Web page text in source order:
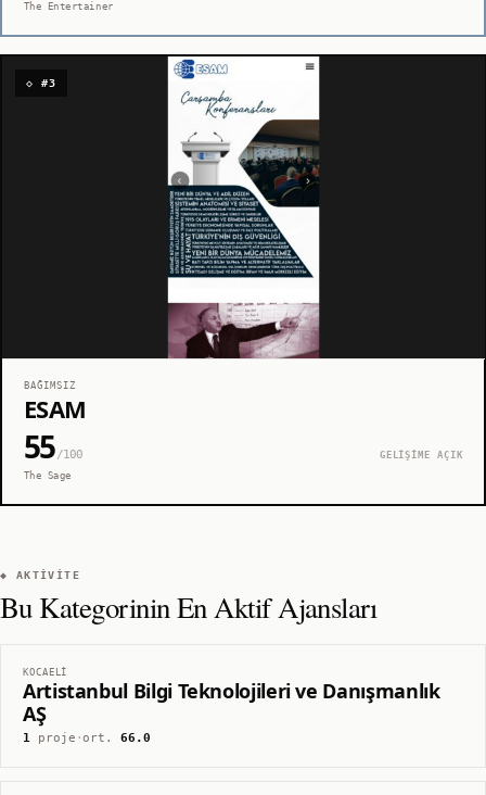
The Entertainer
◇ #3
BAĞIMSIZ
ESAM
55/100
GELİŞİME AÇIK
The Sage
◆ AKTIVITE
Bu Kategorinin En Aktif Ajansları
KOCAELI
Artistanbul Bilgi Teknolojileri ve Danışmanlık
AŞ
1proje ·ort.66.0